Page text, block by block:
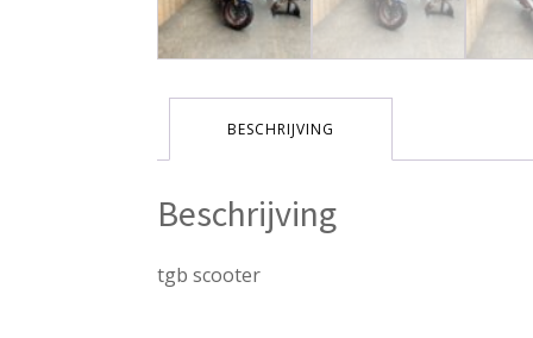
BESCHRIJVING
Beschrijving
tgb scooter